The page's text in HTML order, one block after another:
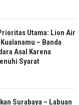
Utama: Lion Air
– Banda
Asal Karena
Syarat
Surabaya – Labuan